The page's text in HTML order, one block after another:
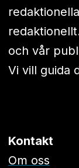
och vår
Vi vill guida
Kontakt
Om oss